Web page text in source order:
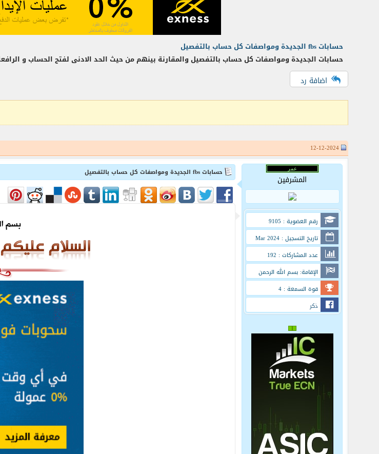
حسابات fbs الجديدة ومواصفات كل حساب بالتفصيل
حسابات الجديدة ومواصفات كل حساب بالتفصيل والمقارنة بينهم من حيث الحد الادنى لفتح الحساب و
اضافة رد
المشرفين
رقم العضوية : 9105
تاريخ التسجيل : Mar 2024
عدد المشاركات : 192
الإقامة: بسم الله الرحمن
الرحيم
قوة السمعة : 4
ذكر
حسابات fbs الجديدة ومواصفات كل حساب بالتفصيل